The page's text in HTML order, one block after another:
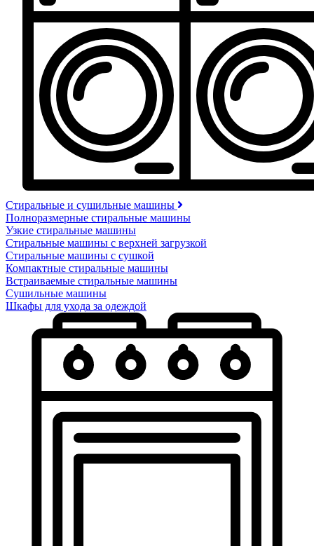
Стиральные и сушильные машины
Полноразмерные стиральные машины
Узкие стиральные машины
Стиральные машины с верхней загрузкой
Стиральные машины с сушкой
Компактные стиральные машины
Встраиваемые стиральные машины
Сушильные машины
Шкафы для ухода за одеждой